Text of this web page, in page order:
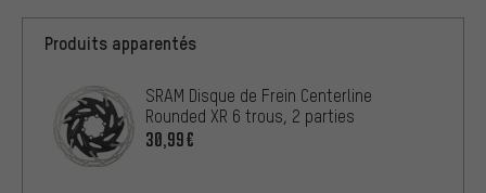
Produits apparentés
SRAM Disque de Frein Centerline
Rounded XR 6 trous, 2 parties
30,99€